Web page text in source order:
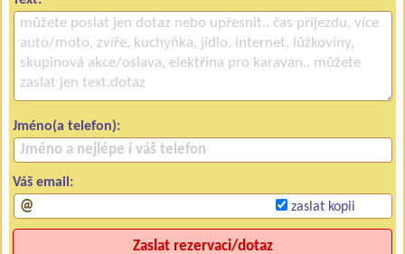
Jméno(a telefon):
Váš email:
zaslat kopii